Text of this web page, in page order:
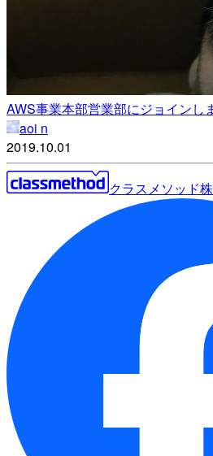
AWS事業本部営業部にジョインし
aoi n
2019.10.01
クラスメソッド